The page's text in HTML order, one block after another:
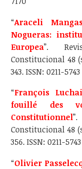
“Araceli
Nogueras:
Europea”.
Constitucional 48
343. ISSN: 0211-5743
“François
fouillé des
Constitutionnel
Constitucional 48
356. ISSN: 0211-5743
“Olivier